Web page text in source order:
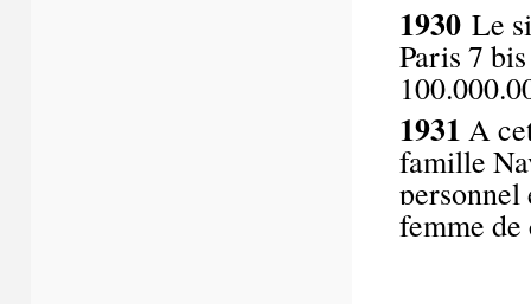
1930 Le
Paris 7
1931 A
famille
personnel
femme